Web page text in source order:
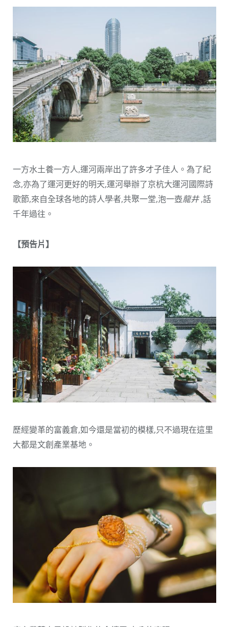
一方水土養一方人,運河兩岸出了許多才子佳人。為了紀
念,亦為了運河更好的明天,運河舉辦了京杭大運河國際詩
歌節,來自全球各地的詩人學者,共聚一堂,泡一壺龍井,話
千年過往。
【預告片】
歷經變革的富義倉,如今還是當初的模樣,只不過現在這里
大都是文創產業基地。